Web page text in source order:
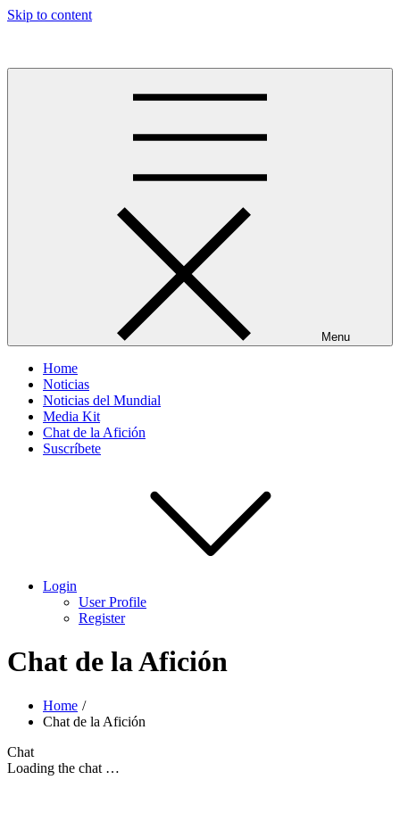
Skip to content
Menu
Home
Noticias
Noticias del Mundial
Media Kit
Chat de la Afición
Suscríbete
Login
User Profile
Register
Chat de la Afición
Home
Chat de la Afición
Chat
Loading the chat …